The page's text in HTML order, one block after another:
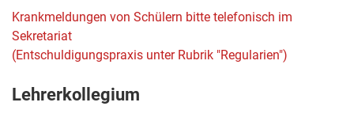
Krankmeldungen von Schülern bitte telefonisch im
Sekretariat
(Entschuldigungspraxis unter Rubrik "Regularien")
Lehrerkollegium